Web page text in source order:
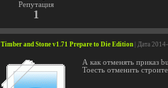
Репутация
1
Timber and Stone v1.71 Prepare to Die Edition | Дата
А как отменять приказ
Тоесть отменить